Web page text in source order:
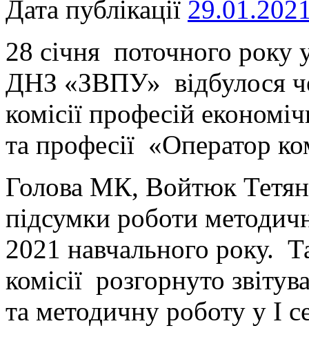
Дата публікації
28 січня поточного року
ДНЗ «ЗВПУ» відбулося
комісії професій
та професії «Оператор
Голова МК, Войтюк
підсумки роботи
2021 навчального року.
комісії розгорнуто
та методичну роботу у І